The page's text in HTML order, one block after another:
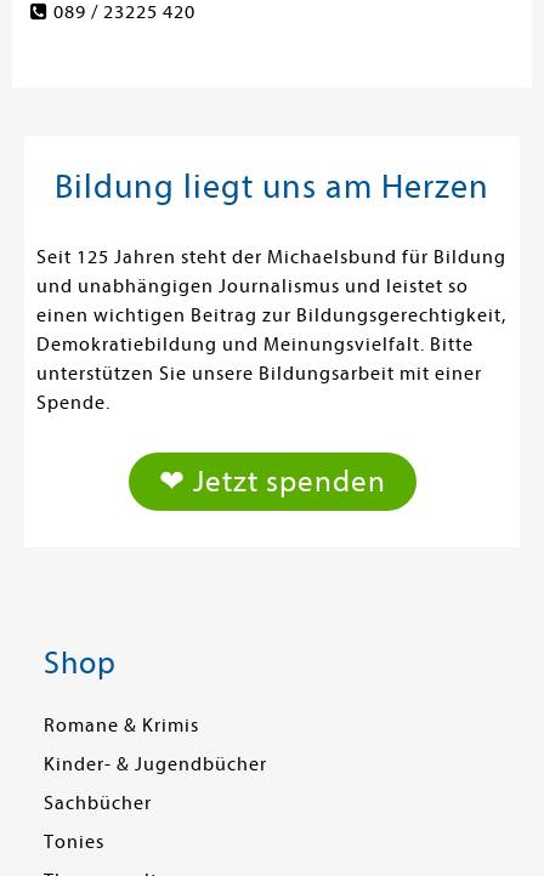
089 / 23225 420
Bildung liegt uns am Herzen
Seit 125 Jahren steht der Michaelsbund für Bildung
und unabhängigen Journalismus und leistet so
einen wichtigen Beitrag zur Bildungsgerechtigkeit,
Demokratiebildung und Meinungsvielfalt. Bitte
unterstützen Sie unsere Bildungsarbeit mit einer
Spende.
❤ Jetzt spenden
Shop
Romane & Krimis
Kinder- & Jugendbücher
Sachbücher
Tonies